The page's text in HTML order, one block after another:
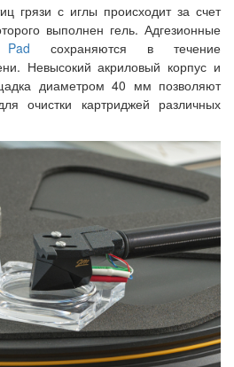
грязи с иглы происходит за счет
выполнен гель. Адгезионные
сохраняются в течение
Невысокий акриловый корпус и
диаметром 40 мм позволяют
очистки картриджей различных